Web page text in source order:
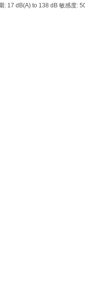
: 17 dB(A) to 138 dB 敏感